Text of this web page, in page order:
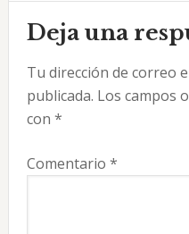
Interacciones
con
los
lectores
Deja una
Tu dirección de correo
publicada. Los campos
con *
Comentario *